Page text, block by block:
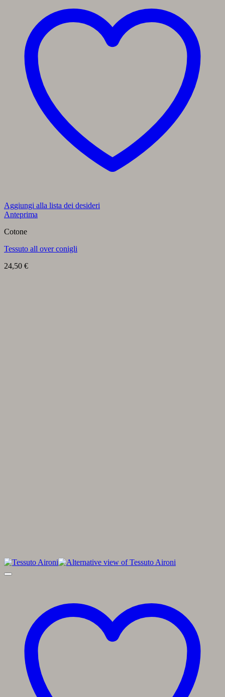
Aggiungi alla lista dei desideri
Anteprima
Cotone
Tessuto all over conigli
24,50 €